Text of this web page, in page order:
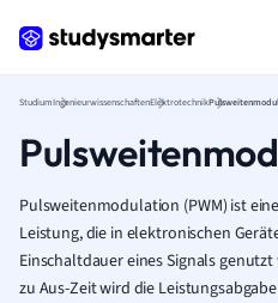
StudiumIngenieurwissenschaftenElektrotechnik
Pulsweitenmodulation (PWM) ist
Leistung, die in elektronischen
Einschaltdauer eines Signals
zu Aus-Zeit wird die